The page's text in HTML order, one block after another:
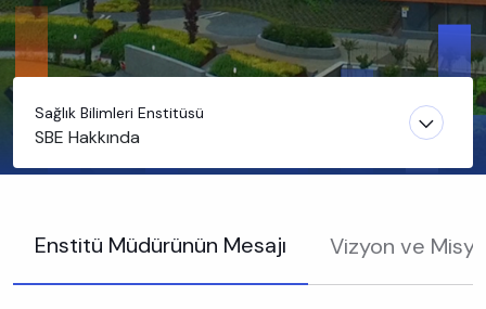
Sağlık Bilimleri Enstitüsü
SBE Hakkında
Enstitü Müdürünün Mesajı Vizyon ve